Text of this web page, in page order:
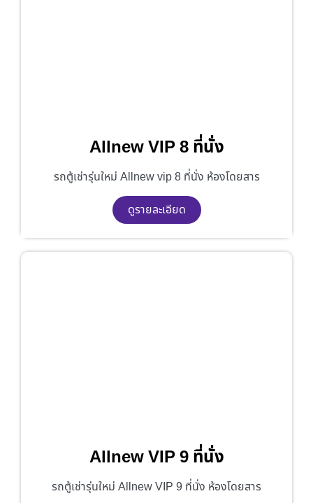
Allnew VIP 8 ที่นั่ง
รถตู้เช่ารุ่นใหม่ Allnew vip 8 ที่นั่ง ห้องโดยสาร
ดูรายละเอียด
Allnew VIP 9 ที่นั่ง
รถตู้เช่ารุ่นใหม่ Allnew VIP 9 ที่นั่ง ห้องโดยสาร